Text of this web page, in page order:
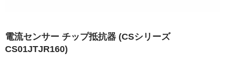
電流センサー チップ抵抗器 (CSシリーズ
CS01JTJR160)